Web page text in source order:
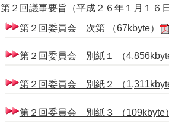
第２回議事要旨（平成２６年１月１６
第２回委員会 次第 （67kbyte）
第２回委員会 別紙１ （4,856kbyte
第２回委員会 別紙２ （1,311kbyte
第２回委員会 別紙３ （109kbyte）